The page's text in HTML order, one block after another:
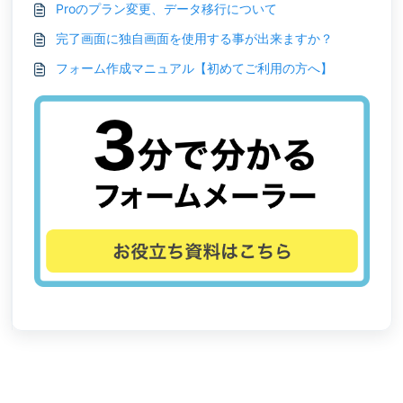
Proのプラン変更、データ移行について
完了画面に独自画面を使用する事が出来ますか？
フォーム作成マニュアル【初めてご利用の方へ】